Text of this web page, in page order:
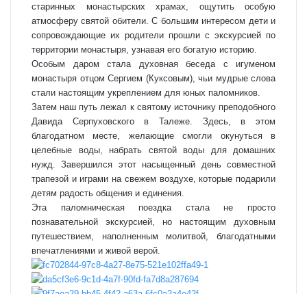
старинных монастырских храмах, ощутить особую
атмосферу святой обители. С большим интересом дети и
сопровождающие их родители прошли с экскурсией по
территории монастыря, узнавая его богатую историю.
Особым даром стала духовная беседа с игуменом
монастыря отцом Сергием (Куксовым), чьи мудрые слова
стали настоящим укреплением для юных паломников.
Затем наш путь лежал к святому источнику преподобного
Давида Серпуховского в Талеже. Здесь, в этом
благодатном месте, желающие смогли окунуться в
целебные воды, набрать святой воды для домашних
нужд. Завершился этот насыщенный день совместной
трапезой и играми на свежем воздухе, которые подарили
детям радость общения и единения.
Эта паломническая поездка стала не просто
познавательной экскурсией, но настоящим духовным
путешествием, наполненным молитвой, благодатными
впечатлениями и живой верой.